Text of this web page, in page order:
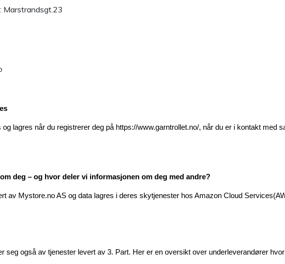
Marstrandsgt.23
lagres når du registrerer deg på https://www.garntrollet.no/, når du er i kontakt med
deg – og hvor deler vi informasjonen om deg med andre?
av Mystore.no AS og data lagres i deres skytjenester hos Amazon Cloud
seg også av tjenester levert av 3. Part. Her er en oversikt over underleverandører